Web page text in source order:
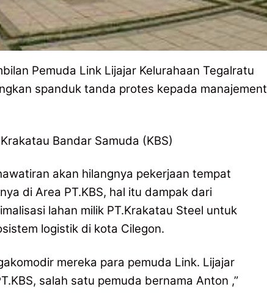
Pemuda Link Lijajar Kelurahaan Tegalratu
spanduk tanda protes kepada manajement
Bandar Samuda (KBS)
akan hilangnya pekerjaan tempat
di Area PT.KBS, hal itu dampak dari
lahan milik PT.Krakatau Steel untuk
logistik di kota Cilegon.
mereka para pemuda Link. Lijajar
salah satu pemuda bernama Anton ,”